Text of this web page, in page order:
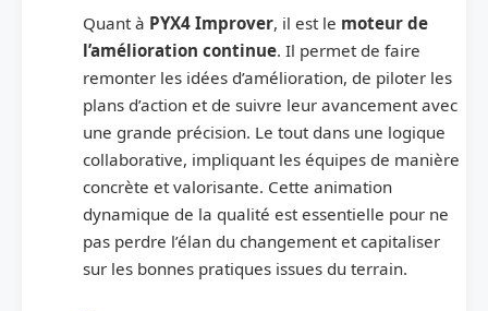
Quant à PYX4 Improver, il est le moteur de
l’amélioration continue. Il permet de faire
remonter les idées d’amélioration, de piloter les
plans d’action et de suivre leur avancement avec
une grande précision. Le tout dans une logique
collaborative, impliquant les équipes de manière
concrète et valorisante. Cette animation
dynamique de la qualité est essentielle pour ne
pas perdre l’élan du changement et capitaliser
sur les bonnes pratiques issues du terrain.